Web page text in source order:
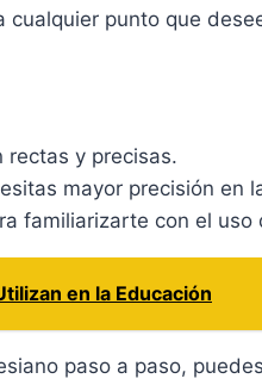
punto que
rectas y precisas.
mayor precisión en
familiarizarte con el uso
en la Educación
paso a paso,